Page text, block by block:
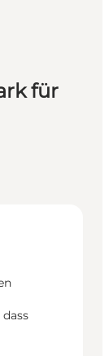
für